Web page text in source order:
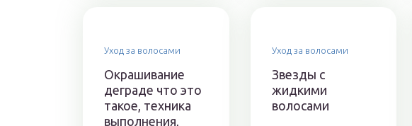
Уход за волосами
Окрашивание
деграде что это
такое, техника
выполнения,
Уход за волосами
Звезды с
жидкими
волосами